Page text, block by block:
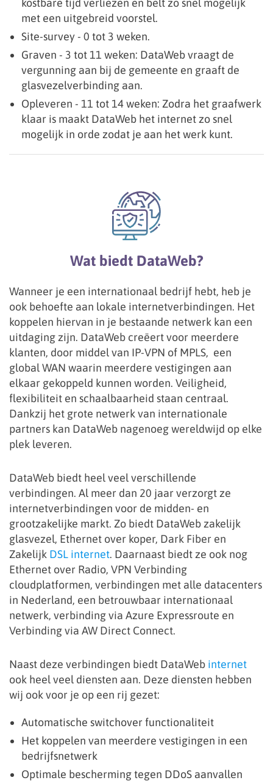
kostbare tijd verliezen en belt zo snel mogelijk
met een uitgebreid voorstel.
Site-survey - 0 tot 3 weken.
Graven - 3 tot 11 weken: DataWeb vraagt de
vergunning aan bij de gemeente en graaft de
glasvezelverbinding aan.
Opleveren - 11 tot 14 weken: Zodra het graafwerk
klaar is maakt DataWeb het internet zo snel
mogelijk in orde zodat je aan het werk kunt.
Wat biedt DataWeb?
Wanneer je een internationaal bedrijf hebt, heb je
ook behoefte aan lokale internetverbindingen. Het
koppelen hiervan in je bestaande netwerk kan een
uitdaging zijn. DataWeb creëert voor meerdere
klanten, door middel van IP-VPN of MPLS, een
global WAN waarin meerdere vestigingen aan
elkaar gekoppeld kunnen worden. Veiligheid,
flexibiliteit en schaalbaarheid staan centraal.
Dankzij het grote netwerk van internationale
partners kan DataWeb nagenoeg wereldwijd op elke
plek leveren.
DataWeb biedt heel veel verschillende
verbindingen. Al meer dan 20 jaar verzorgt ze
internetverbindingen voor de midden- en
grootzakelijke markt. Zo biedt DataWeb zakelijk
glasvezel, Ethernet over koper, Dark Fiber en
Zakelijk DSL internet. Daarnaast biedt ze ook nog
Ethernet over Radio, VPN Verbinding
cloudplatformen, verbindingen met alle datacenters
in Nederland, een betrouwbaar internationaal
netwerk, verbinding via Azure Expressroute en
Verbinding via AW Direct Connect.
Naast deze verbindingen biedt DataWeb internet
ook heel veel diensten aan. Deze diensten hebben
wij ook voor je op een rij gezet:
Automatische switchover functionaliteit
Het koppelen van meerdere vestigingen in een
bedrijfsnetwerk
Optimale bescherming tegen DDoS aanvallen